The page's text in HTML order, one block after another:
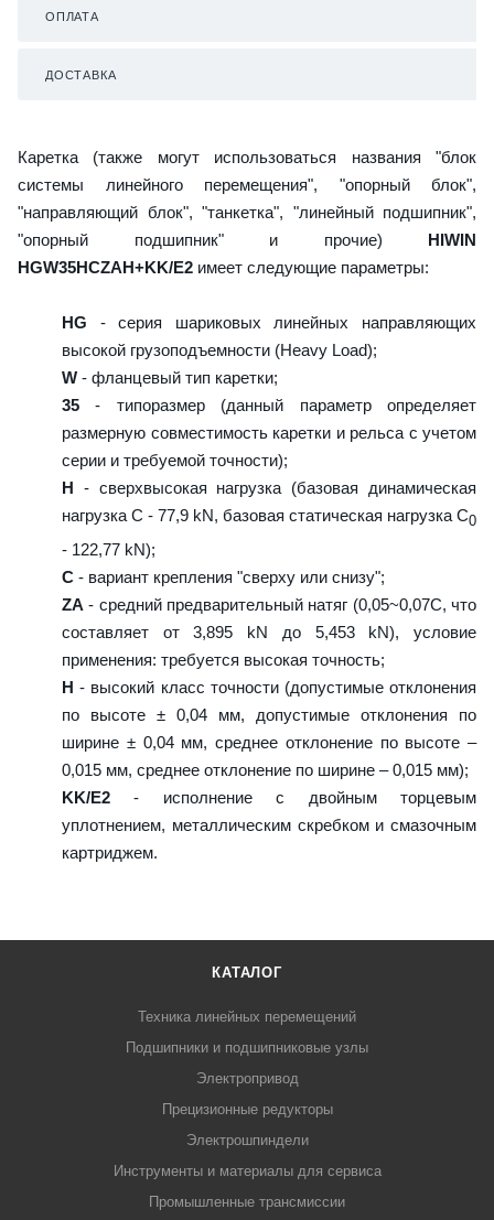
ОПЛАТА
ДОСТАВКА
Каретка (также могут использоваться названия "блок
системы линейного перемещения", "опорный блок",
"направляющий блок", "танкетка", "линейный подшипник",
"опорный подшипник" и прочие) HIWIN
HGW35HCZAH+KK/E2 имеет следующие параметры:
HG - серия шариковых линейных направляющих
высокой грузоподъемности (Heavy Load);
W - фланцевый тип каретки;
35 - типоразмер (данный параметр определяет
размерную совместимость каретки и рельса с учетом
серии и требуемой точности);
H - сверхвысокая нагрузка (базовая динамическая
нагрузка C - 77,9 kN, базовая статическая нагрузка С0
- 122,77 kN);
C - вариант крепления "сверху или снизу";
ZA - средний предварительный натяг (0,05~0,07C, что
составляет от 3,895 kN до 5,453 kN), условие
применения: требуется высокая точность;
H - высокий класс точности (допустимые отклонения
по высоте ± 0,04 мм, допустимые отклонения по
ширине ± 0,04 мм, среднее отклонение по высоте –
0,015 мм, среднее отклонение по ширине – 0,015 мм);
KK/E2 - исполнение с двойным торцевым
уплотнением, металлическим скребком и смазочным
картриджем.
КАТАЛОГ
Техника линейных перемещений
Подшипники и подшипниковые узлы
Электропривод
Прецизионные редукторы
Электрошпиндели
Инструменты и материалы для сервиса
Промышленные трансмиссии